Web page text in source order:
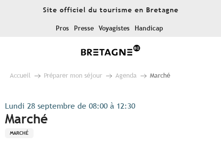
Site officiel du tourisme en Bretagne
Pros Presse Voyagistes Handicap
Accueil Préparer mon séjour Agenda Marché
Lundi 28 septembre de 08:00 à 12:30
Marché
MARCHÉ